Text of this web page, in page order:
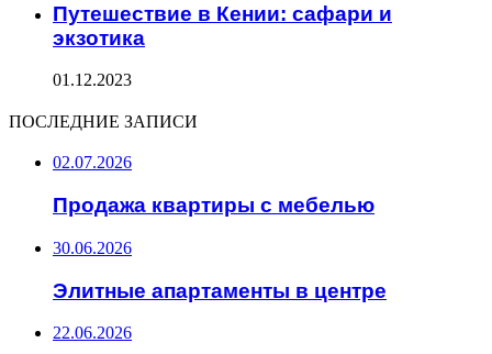
Путешествие в Кении: сафари и
экзотика
01.12.2023
ПОСЛЕДНИЕ ЗАПИСИ
02.07.2026
Продажа квартиры с мебелью
30.06.2026
Элитные апартаменты в центре
22.06.2026